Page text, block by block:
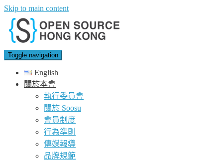
Skip to main content
Toggle navigation
English
關於本會
執行委員會
關於 Soosu
會員制度
行為準則
傳媒報導
品牌規範